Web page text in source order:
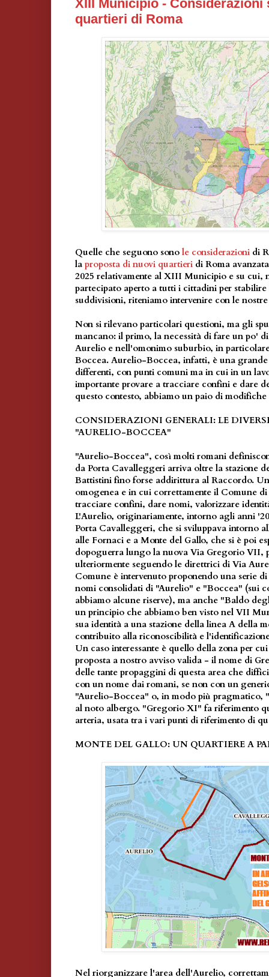
XIII Municipio - Considerazioni
quartieri di Roma
Quelle che seguono sono le considerazioni di
la proposta di nuovi quartieri di Roma
2025 relativamente al XIII Municipio e su cui,
partecipato aperto a tutti i cittadini per
suddivisioni, riteniamo intervenire con le
Non si rilevano particolari questioni, ma gli
mancano: il primo, la necessità di fare un po'
Aurelio e nell'omonimo suburbio, in
Boccea. Aurelio-Boccea, infatti, è una grande
differenti, con punti comuni ma in cui in un
importante provare a tracciare confini e dare
questo contesto, abbiamo un paio di
CONSIDERAZIONI GENERALI: LE
"AURELIO-BOCCEA"
"Aurelio-Boccea", così molti romani
da Porta Cavalleggeri arriva oltre la stazione
Battistini fino forse addirittura al Raccordo.
omogenea e in cui correttamente il Comune
tracciare confini, dare nomi, valorizzare
L'Aurelio, originariamente, intorno agli anni
Porta Cavalleggeri, che si sviluppava intorno
alle Fornaci e a Monte del Gallo, che si è poi
dopoguerra lungo la nuova Via Gregorio VII,
ulteriormente seguendo le direttrici di Via
Comune è intervenuto proponendo una serie
nomi consolidati di "Aurelio" e "Boccea" (sui
abbiamo alcune riserve), ma anche "Baldo
un principio che abbiamo ben visto nel VII
sua identità a una stazione della linea A della
contribuito alla riconoscibilità e
Un caso interessante è quello della zona per
proposta a nostro avviso valida - il nome di
delle tante propaggini di questa area che
con un nome dai romani, se non con un
"Aurelio-Boccea" o, in modo più pragmatico,
al noto albergo. "Gregorio XI" fa riferimento
arteria, usata tra i vari punti di riferimento di
MONTE DEL GALLO: UN QUARTIERE A
Nel riorganizzare l'area dell'Aurelio,